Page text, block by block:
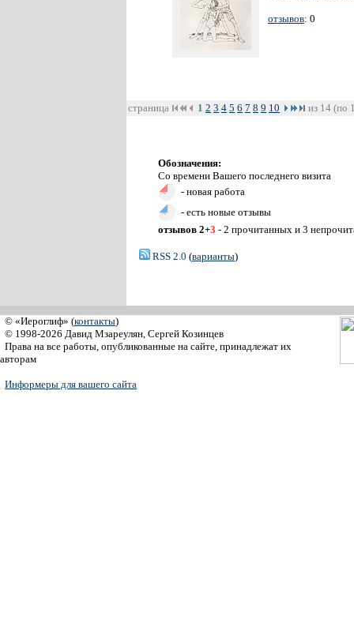
отзывов: 0
страница 1 2 3 4 5 6 7 8 9 10 из 14 (по
Обозначения:
Со времени Вашего последнего визита
- новая работа
- есть новые отзывы
отзывов 2+3 - 2 прочитанных и 3
RSS 2.0 (варианты)
© «Иероглиф» (контакты)
© 1998-2026 Давид Мзареулян, Сергей Козинцев
Права на все работы, опубликованные на сайте, принадлежат их
авторам
Информеры для вашего сайта